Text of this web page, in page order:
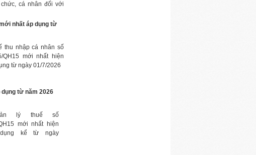
cá nhân đối với
trí xã hội; đăng ký
buộc, tự nguyện; quỹ
hiểm hưu trí bổ
nại, tố cáo và xử lý
lực)
nhất áp dụng từ
thu nhập cá nhân số
QH15 mới nhất hiện
từ ngày 01/7/2026
từ năm 2026
lý thuế số
mới nhất hiện
kể từ ngày